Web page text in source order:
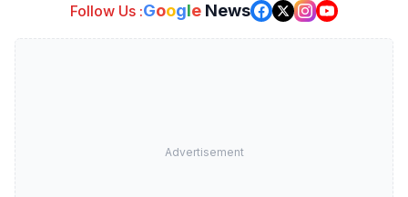
Follow Us :Google News
Advertisement